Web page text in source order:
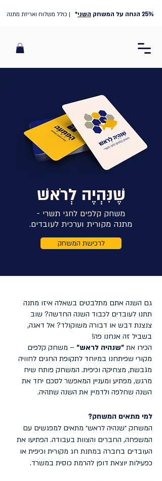
25% הנחה על המשחק השני* | כולל משלוח ואריזת מתנה
שֶׁנִּהְיֶה לְרֹאשׁ
משחק קלפים לחגי תשרי -
מתנה מקורית וערכית לעובדים.
לרכישת המשחק
גם השנה אתם מתלבטים בשאלה איזו מתנה
תתנו לעובדים לכבוד השנה החדשה? שוב
צנצנת דבש או דבורה משוקולד? אל דאגה,
בשביל זה אנחנו פה!
הכירו את "שנהיה לראש" – משחק קלפים
מקורי שפיתחנו במיוחד לתקופת החגים לחוויה
מגבשת, מצחיקה וכיפית. המשחק פותח שיח
מרגש, מפתיע ומעניין המאפשר לסכם יחד את
השנה שחלפה ולדמיין את השנה שתהיה.
למי מתאים המשחק?
המשחק ״שנהיה לראש״ מתאים למפגשים עם
המשפחה, החברים והצוות בעבודה. הפתיעו את
העובדים בחברה במתנת חג מקורית וכיפית או
כפעילות יוצאת דופן להרמת כוסית במשרד.